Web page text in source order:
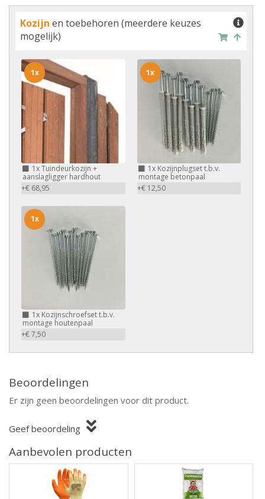
Kozijn en toebehoren (meerdere keuzes
mogelijk)
1xTuindeurkozijn +
aanslagligger hardhout
+€ 68,95
1x
1xKozijnplugset t.b.v.
montage betonpaal
+€ 12,50
1x
1x Kozijnschroefset t.b.v.
montage houtenpaal
+€ 7,50
1x
Beoordelingen
Er zijn geen beoordelingen voor dit product.
Geef beoordeling
Aanbevolen producten